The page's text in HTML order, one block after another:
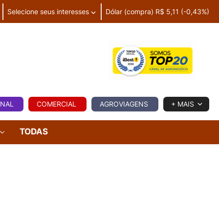
Selecione seus interesses Dólar (compra) R$ 5,11 (-0,43%)
COMERCIAL AGROVIAGENS + MAIS
TODAS